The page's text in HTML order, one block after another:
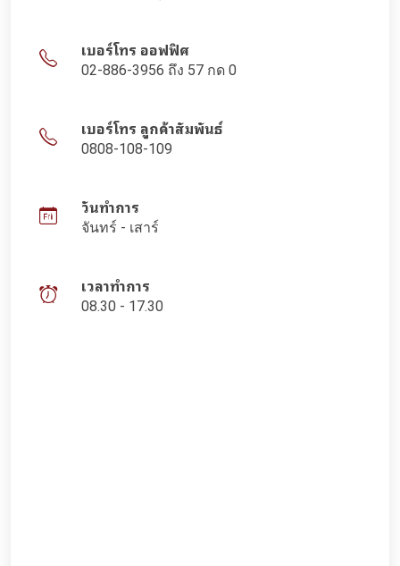
เบอร์โทร ออฟฟิศ
02-886-3956 ถึง 57 กด 0
เบอร์โทร ลูกค้าสัมพันธ์
0808-108-109
วันทำการ
จันทร์ - เสาร์
เวลาทำการ
08.30 - 17.30